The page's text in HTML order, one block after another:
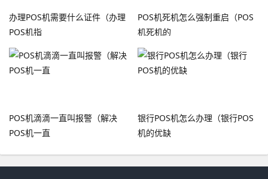
办理POS机需要什么证件（办理
POS机指
POS机死机怎么强制重启（POS
机死机的
POS机滴滴一直叫报警（解决
POS机一直
银行POS机怎么办理（银行POS
机的优缺